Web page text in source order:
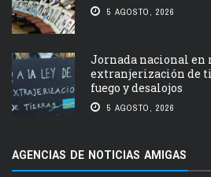
5 AGOSTO, 2026
Jornada nacional en
extranjerización de
fuego y desalojos
5 AGOSTO, 2026
AGENCIAS DE NOTICIAS AMIGAS